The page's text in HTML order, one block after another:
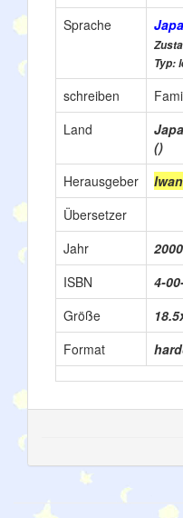
Sprache
Typ:
schreiben
Land
()
Herausgeber
Übersetzer
Jahr
2000
ISBN
4-
Größe
Format